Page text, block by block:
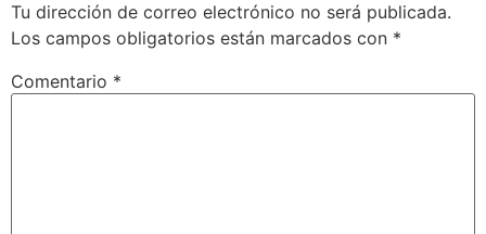
Tu dirección de correo electrónico no será publicada.
Los campos obligatorios están marcados con *
Comentario *